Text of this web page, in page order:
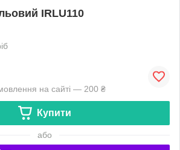
IRLU110
на сайті — 200 ₴
Купити
або